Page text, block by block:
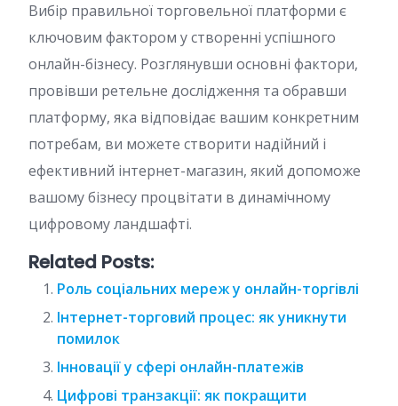
Вибір правильної торговельної платформи є
ключовим фактором у створенні успішного
онлайн-бізнесу. Розглянувши основні фактори,
провівши ретельне дослідження та обравши
платформу, яка відповідає вашим конкретним
потребам, ви можете створити надійний і
ефективний інтернет-магазин, який допоможе
вашому бізнесу процвітати в динамічному
цифровому ландшафті.
Related Posts:
Роль соціальних мереж у онлайн-торгівлі
Інтернет-торговий процес: як уникнути
помилок
Інновації у сфері онлайн-платежів
Цифрові транзакції: як покращити